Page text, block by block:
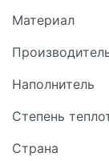
Материал
Наполнитель
Степень
Страна